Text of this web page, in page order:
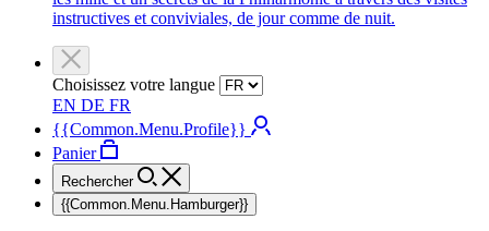
instructives et conviviales, de jour comme de nuit.
Choisissez votre langue
EN DE FR
{{Common.Menu.Profile}}
Panier
Rechercher
{{Common.Menu.Hamburger}}